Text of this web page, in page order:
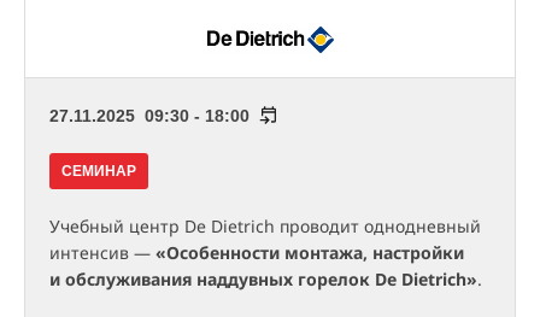
27.11.2025 09:30 - 18:00
СЕМИНАР
Учебный центр De Dietrich проводит однодневный
интенсив — «Особенности монтажа, настройки
и обслуживания наддувных горелок De Dietrich».